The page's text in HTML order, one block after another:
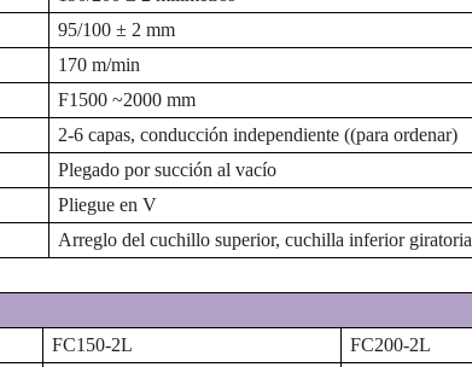
95/100 ± 2 mm
170 m/min
F1500 ~2000 mm
2-6 capas, conducción independiente ((para ordenar)
Plegado por succión al vacío
Pliegue en V
Arreglo del cuchillo superior, cuchilla inferior giratoria
FC150-2L
FC200-2L